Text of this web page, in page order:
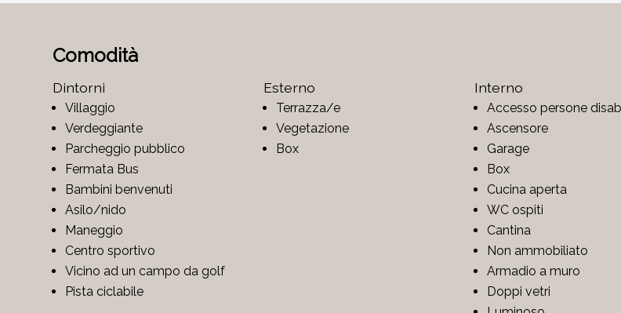
Comodità
Dintorni
Villaggio
Verdeggiante
Parcheggio pubblico
Fermata Bus
Bambini benvenuti
Asilo/nido
Maneggio
Centro sportivo
Vicino ad un campo da golf
Pista ciclabile
Esterno
Terrazza/e
Vegetazione
Box
Interno
Accesso persone
Ascensore
Garage
Box
Cucina aperta
WC ospiti
Cantina
Non ammobiliato
Armadio a muro
Doppi vetri